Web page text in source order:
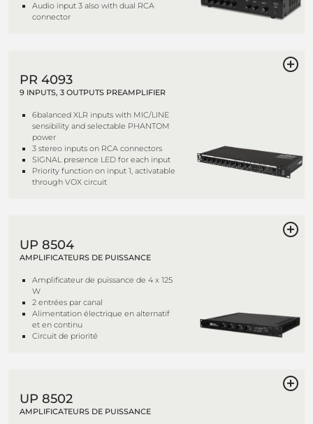
Audio input 3 also with dual RCA
connector
PR 4093
9 INPUTS, 3 OUTPUTS PREAMPLIFIER
6balanced XLR inputs with MIC/LINE
sensibility and selectable PHANTOM
power
3 stereo inputs on RCA connectors
SIGNAL presence LED for each input
Priority function on input 1, activatable
through VOX circuit
UP 8504
AMPLIFICATEURS DE PUISSANCE
Amplificateur de puissance de 4 x 125
W
2 entrées par canal
Alimentation électrique en alternatif
et en continu
Circuit de priorité
UP 8502
AMPLIFICATEURS DE PUISSANCE